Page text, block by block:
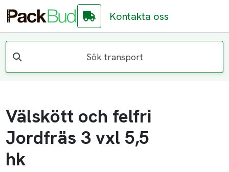
Kontakta oss
Sök transport
Välskött och felfri
Jordfräs 3 vxl 5,5
hk